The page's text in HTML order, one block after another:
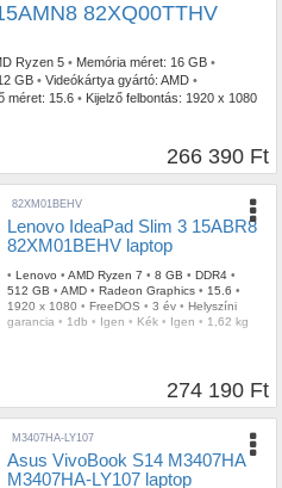
82XQ00TTHV
Ryzen 5 • Memória méret: 16 GB •
GB • Videókártya gyártó: AMD •
méret: 15.6 • Kijelző felbontás: 1920 x 1080
266 390 Ft
82XM01BEHV
Lenovo IdeaPad Slim 3 15ABR8
82XM01BEHV laptop
• Lenovo • AMD Ryzen 7 • 8 GB • DDR4 •
512 GB • AMD • Radeon Graphics • 15.6 •
1920 x 1080 • FreeDOS • 3 év • Helyszíni
garancia • 1db • Igen • Kék • Igen • 1,62 kg
274 190 Ft
M3407HA-LY107
Asus VivoBook S14 M3407HA
M3407HA-LY107 laptop